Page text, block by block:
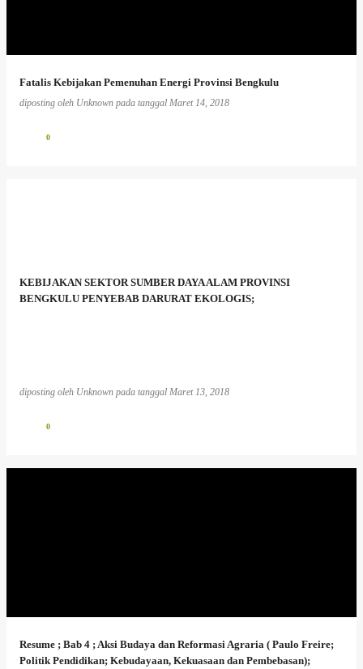
Fatalis Kebijakan Pemenuhan Energi Provinsi Bengkulu
diposting oleh Unknown pada tanggal Maret 14, 2018
0
KEBIJAKAN SEKTOR SUMBER DAYA ALAM PROVINSI
BENGKULU PENYEBAB DARURAT EKOLOGIS;
diposting oleh Unknown pada tanggal Maret 13, 2018
0
Resume ; Bab 4 ; Aksi Budaya dan Reformasi Agraria ( Paulo Freire;
Politik Pendidikan; Kebudayaan, Kekuasaan dan Pembebasan);